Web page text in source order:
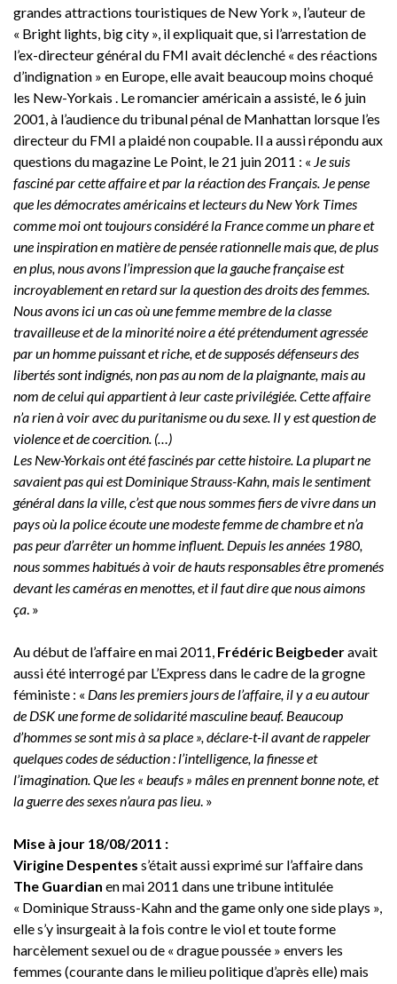
grandes attractions touristiques de New York », l’auteur de
« Bright lights, big city », il expliquait que, si l’arrestation de
l’ex-directeur général du FMI avait déclenché « des réactions
d’indignation » en Europe, elle avait beaucoup moins choqué
les New-Yorkais . Le romancier américain a assisté, le 6 juin
2001, à l’audience du tribunal pénal de Manhattan lorsque l’es
directeur du FMI a plaidé non coupable. Il a aussi répondu aux
questions du magazine Le Point, le 21 juin 2011 : « Je suis
fasciné par cette affaire et par la réaction des Français. Je pense
que les démocrates américains et lecteurs du New York Times
comme moi ont toujours considéré la France comme un phare et
une inspiration en matière de pensée rationnelle mais que, de plus
en plus, nous avons l’impression que la gauche française est
incroyablement en retard sur la question des droits des femmes.
Nous avons ici un cas où une femme membre de la classe
travailleuse et de la minorité noire a été prétendument agressée
par un homme puissant et riche, et de supposés défenseurs des
libertés sont indignés, non pas au nom de la plaignante, mais au
nom de celui qui appartient à leur caste privilégiée. Cette affaire
n’a rien à voir avec du puritanisme ou du sexe. Il y est question de
violence et de coercition. (…)
Les New-Yorkais ont été fascinés par cette histoire. La plupart ne
savaient pas qui est Dominique Strauss-Kahn, mais le sentiment
général dans la ville, c’est que nous sommes fiers de vivre dans un
pays où la police écoute une modeste femme de chambre et n’a
pas peur d’arrêter un homme influent. Depuis les années 1980,
nous sommes habitués à voir de hauts responsables être promenés
devant les caméras en menottes, et il faut dire que nous aimons
ça . »
Au début de l’affaire en mai 2011, Frédéric Beigbederavait
aussi été interrogé par L’Express dans le cadre de la grogne
féministe : « Dans les premiers jours de l’affaire, il y a eu autour
de DSK une forme de solidarité masculine beauf. Beaucoup
d’hommes se sont mis à sa place », déclare-t-il avant de rappeler
quelques codes de séduction : l’intelligence, la finesse et
l’imagination. Que les « beaufs » mâles en prennent bonne note, et
la guerre des sexes n’aura pas lieu . »
Mise à jour 18/08/2011 :
Virigine Despentes s’était aussi exprimé sur l’affaire dans
The Guardian en mai 2011 dans une tribune intitulée
« Dominique Strauss-Kahn and the game only one side plays »,
elle s’y insurgeait à la fois contre le viol et toute forme
harcèlement sexuel ou de « drague poussée » envers les
femmes (courante dans le milieu politique d’après elle) mais